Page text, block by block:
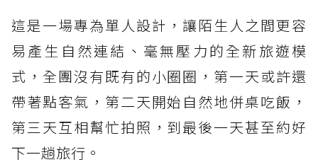
這是一場專為單人設計，讓陌生人之間更容
易產生自然連結、毫無壓力的全新旅遊模
式，全團沒有既有的小圈圈，第一天或許還
帶著點客氣，第二天開始自然地併桌吃飯，
第三天互相幫忙拍照，到最後一天甚至約好
下一趟旅行。